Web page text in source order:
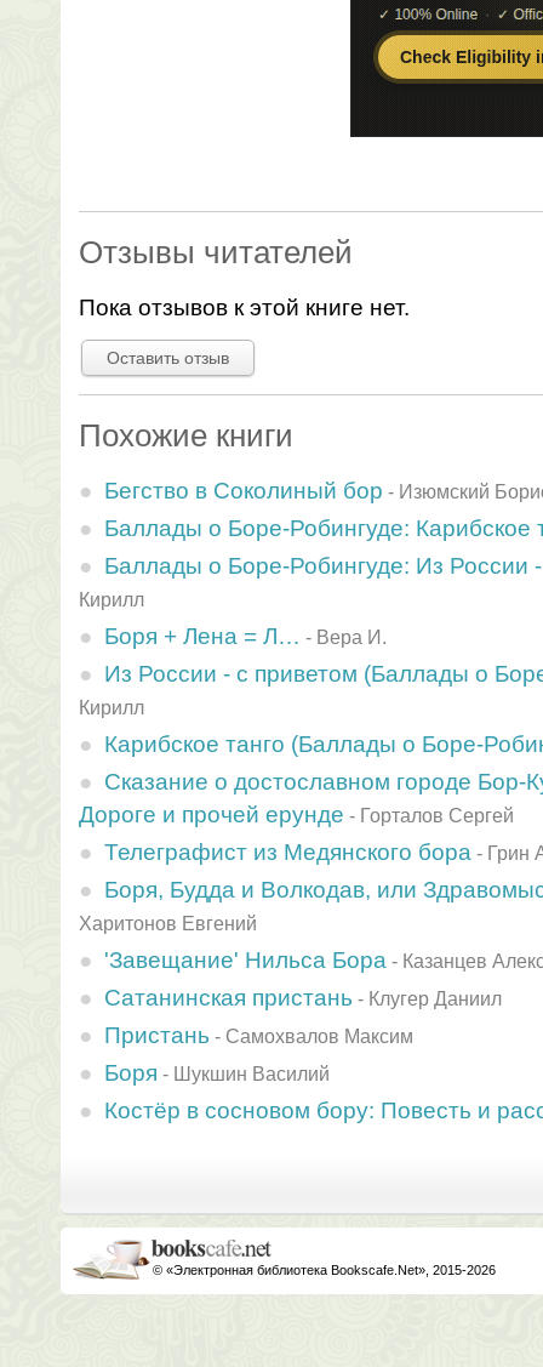
Отзывы читателей
Пока отзывов к этой книге нет.
Оставить отзыв
Похожие книги
Бегство в Соколиный бор - Изюмский
Баллады о Боре-Робингуде: Карибское
Баллады о Боре-Робингуде: Из России
Кирилл
Боря + Лена = Л… - Вера И.
Из России - с приветом (Баллады о
Кирилл
Карибское танго (Баллады о Боре-
Сказание о достославном городе Бор-
Дороге и прочей ерунде - Горталов Сергей
Телеграфист из Медянского бора - Грин
Боря, Будда и Волкодав, или
Харитонов Евгений
'Завещание' Нильса Бора - Казанцев
Сатанинская пристань - Клугер Даниил
Пристань - Самохвалов Максим
Боря - Шукшин Василий
Костёр в сосновом бору: Повесть и
© «Электронная библиотека Bookscafe.Net», 2015-2026